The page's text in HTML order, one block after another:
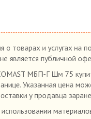
о товарах и услугах на
является публичной
МБП-Г Шм 75
Указанная цена
у продавца